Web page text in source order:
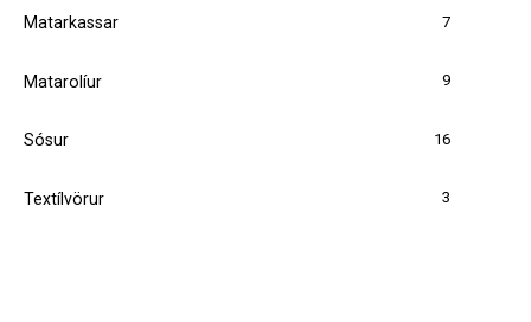
Matarkassar 7
Matarolíur 9
Sósur 16
Textílvörur 3